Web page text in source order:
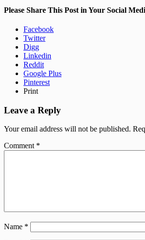
Please Share This Post in Your Social
Facebook
Twitter
Digg
Linkedin
Reddit
Google Plus
Pinterest
Print
Leave a Reply
Your email address will not be published.
Comment *
Name *